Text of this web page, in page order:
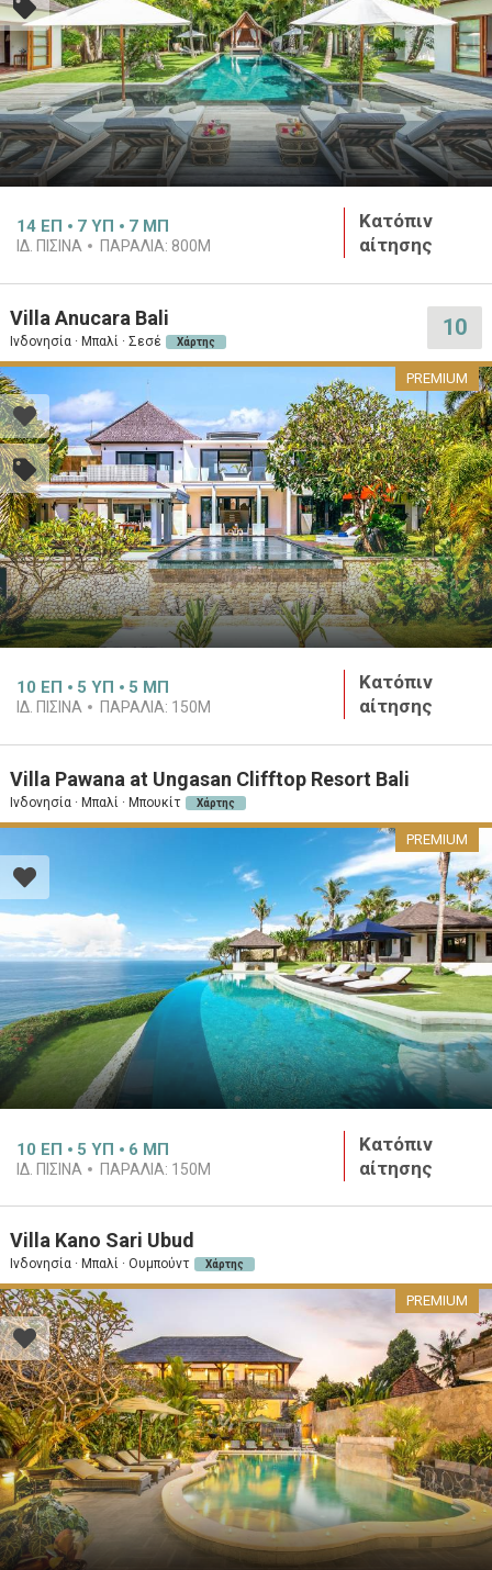
14 ΕΠ 7 ΥΠ 7 ΜΠ
ΙΔ. ΠΙΣΊΝΑ ΠΑΡΑΛΊΑ: 800M
Κατόπιν
αίτησης
Villa Anucara Bali
Ινδονησία · Μπαλί · Σεσέ Χάρτης
10
PREMIUM
10 ΕΠ 5 ΥΠ 5 ΜΠ
ΙΔ. ΠΙΣΊΝΑ ΠΑΡΑΛΊΑ: 150M
Κατόπιν
αίτησης
Villa Pawana at Ungasan Clifftop Resort Bali
Ινδονησία · Μπαλί · Μπουκίτ Χάρτης
PREMIUM
10 ΕΠ 5 ΥΠ 6 ΜΠ
ΙΔ. ΠΙΣΊΝΑ ΠΑΡΑΛΊΑ: 150M
Κατόπιν
αίτησης
Villa Kano Sari Ubud
Ινδονησία · Μπαλί · Ουμπούντ Χάρτης
PREMIUM